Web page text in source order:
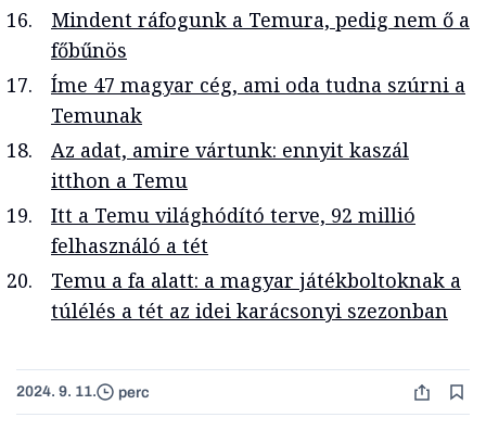
Mindent ráfogunk a Temura, pedig nem ő a
főbűnös
Íme 47 magyar cég, ami oda tudna szúrni a
Temunak
Az adat, amire vártunk: ennyit kaszál
itthon a Temu
Itt a Temu világhódító terve, 92 millió
felhasználó a tét
Temu a fa alatt: a magyar játékboltoknak a
túlélés a tét az idei karácsonyi szezonban
2024. 9. 11. perc